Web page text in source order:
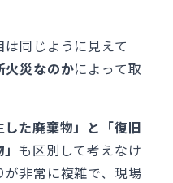
同じように見えて
火災なのかによって取
した廃棄物」と「復旧
も区別して考えなけ
非常に複雑で、現場